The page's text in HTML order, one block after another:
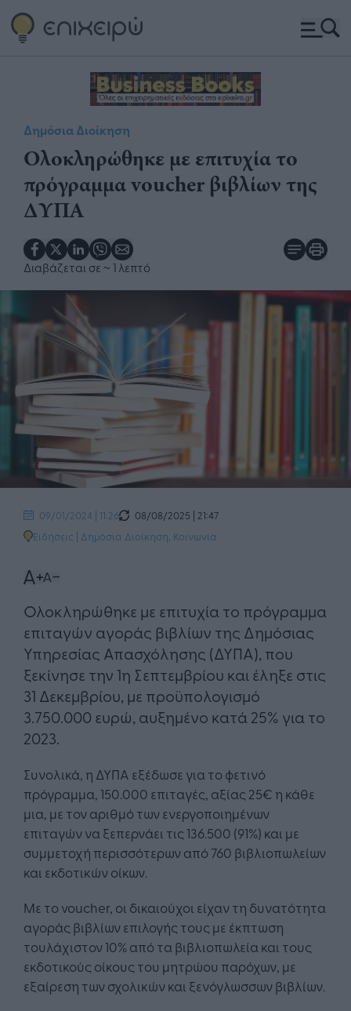
Δημόσια Διοίκηση
Ολοκληρώθηκε με επιτυχία το
πρόγραμμα voucher βιβλίων της
ΔΥΠΑ
Διαβάζεται σε ~ 1 λεπτό
09/01/2024 | 11:26
08/08/2025 | 21:47
Ειδήσεις | Δημόσια Διοίκηση Κοινωνία
Ολοκληρώθηκε με επιτυχία το πρόγραμμα
επιταγών αγοράς βιβλίων της Δημόσιας
Υπηρεσίας Απασχόλησης (ΔΥΠΑ), που
ξεκίνησε την 1η Σεπτεμβρίου και έληξε στις
31 Δεκεμβρίου, με προϋπολογισμό
3.750.000 ευρώ, αυξημένο κατά 25% για το
2023.
Συνολικά, η ΔΥΠΑ εξέδωσε για το φετινό
πρόγραμμα, 150.000 επιταγές, αξίας 25€ η κάθε
μια, με τον αριθμό των ενεργοποιημένων
επιταγών να ξεπερνάει τις 136.500 (91%) και με
συμμετοχή περισσότερων από 760 βιβλιοπωλείων
και εκδοτικών οίκων.
Με το voucher, οι δικαιούχοι είχαν τη δυνατότητα
αγοράς βιβλίων επιλογής τους με έκπτωση
τουλάχιστον 10% από τα βιβλιοπωλεία και τους
εκδοτικούς οίκους του μητρώου παρόχων, με
εξαίρεση των σχολικών και ξενόγλωσσων βιβλίων.